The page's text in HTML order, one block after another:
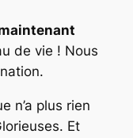
de vie ! Nous
n’a plus rien
Et